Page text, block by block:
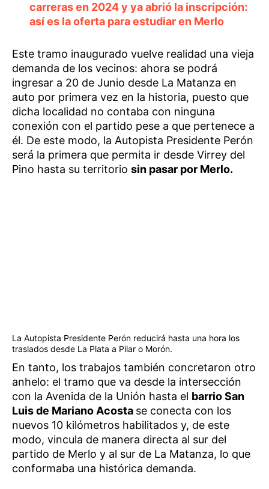
carreras en 2024 y ya abrió la inscripción:
así es la oferta para estudiar en Merlo
Este tramo inaugurado vuelve realidad una vieja
demanda de los vecinos: ahora se podrá
ingresar a 20 de Junio desde La Matanza en
auto por primera vez en la historia, puesto que
dicha localidad no contaba con ninguna
conexión con el partido pese a que pertenece a
él. De este modo, la Autopista Presidente Perón
será la primera que permita ir desde Virrey del
Pino hasta su territorio sin pasar por Merlo.
La Autopista Presidente Perón reducirá hasta una hora los
traslados desde La Plata a Pilar o Morón.
En tanto, los trabajos también concretaron otro
anhelo: el tramo que va desde la intersección
con la Avenida de la Unión hasta el barrio San
Luis de Mariano Acosta se conecta con los
nuevos 10 kilómetros habilitados y, de este
modo, vincula de manera directa al sur del
partido de Merlo y al sur de La Matanza, lo que
conformaba una histórica demanda.